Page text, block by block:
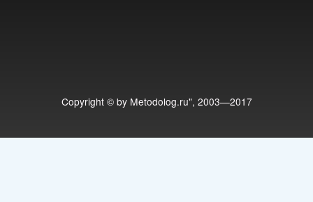
Copyright © by Metodolog.ru", 2003—2017